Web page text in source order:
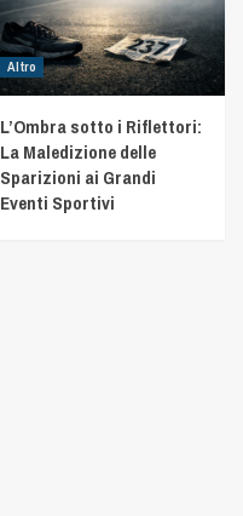
Altro
L’Ombra sotto i Riflettori:
La Maledizione delle
Sparizioni ai Grandi
Eventi Sportivi